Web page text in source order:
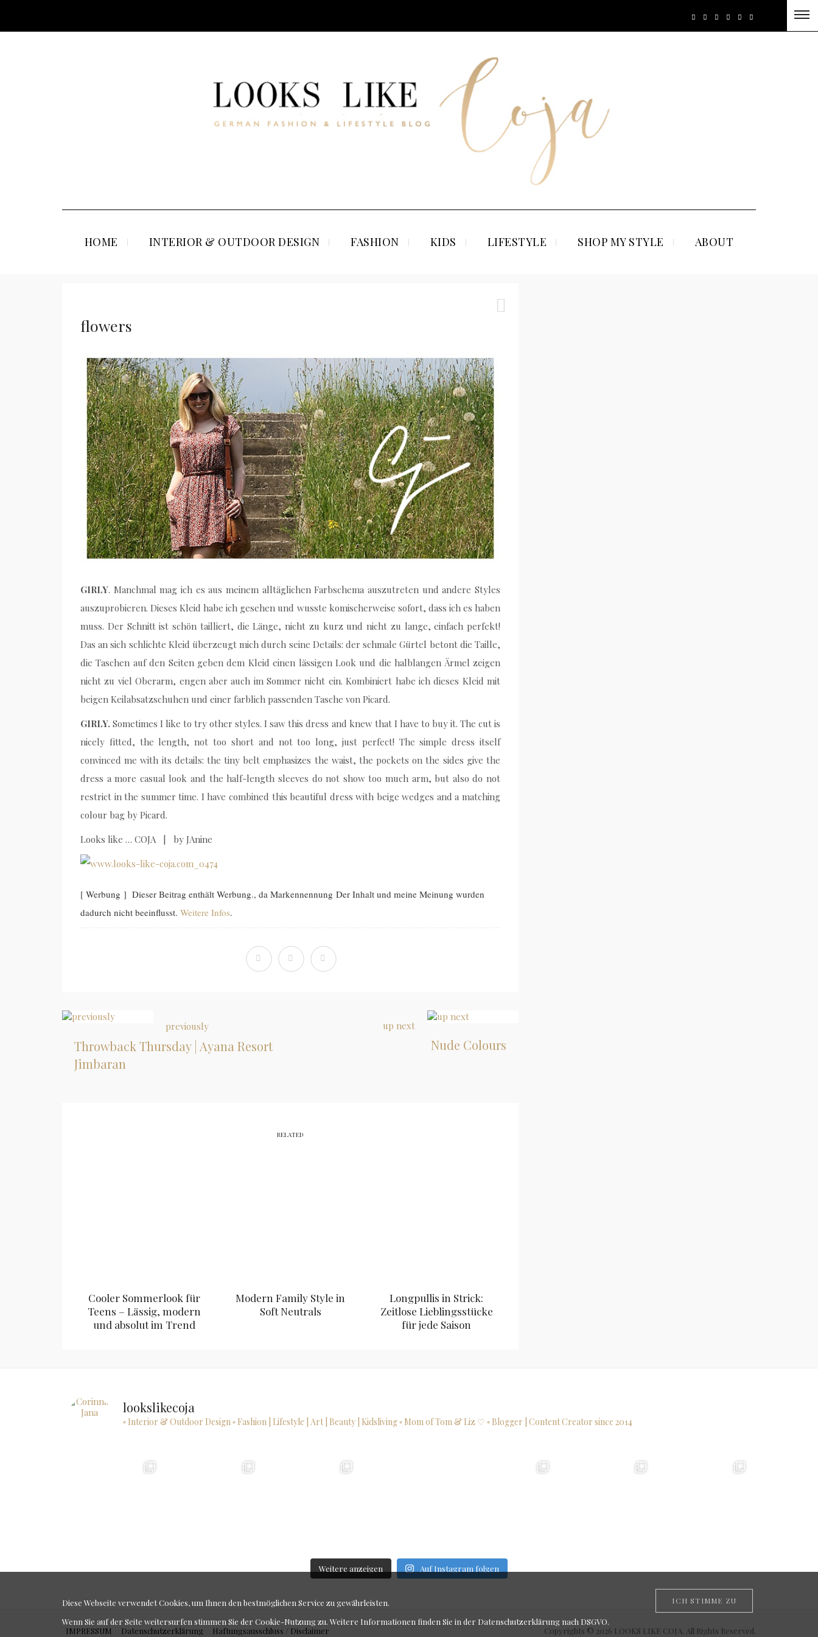
HOME INTERIOR & OUTDOOR DESIGN FASHION KIDS LIFESTYLE SHOP MY STYLE ABOUT
flowers
GIRLY. Manchmal mag ich es aus meinem alltäglichen Farbschema auszutreten und andere Styles
auszuprobieren. Dieses Kleid habe ich gesehen und wusste komischerweise sofort, dass ich es haben
muss. Der Schnitt ist schön tailliert, die Länge, nicht zu kurz und nicht zu lange, einfach perfekt!
Das an sich schlichte Kleid überzeugt mich durch seine Details: der schmale Gürtel betont die Taille,
die Taschen auf den Seiten geben dem Kleid einen lässigen Look und die halblangen Ärmel zeigen
nicht zu viel Oberarm, engen aber auch im Sommer nicht ein. Kombiniert habe ich dieses Kleid mit
beigen Keilabsatzschuhen und einer farblich passenden Tasche von Picard.
GIRLY. Sometimes I like to try other styles. I saw this dress and knew that I have to buy it. The cut is
nicely fitted, the length, not too short and not too long, just perfect! The simple dress itself
convinced me with its details: the tiny belt emphasizes the waist, the pockets on the sides give the
dress a more casual look and the half-length sleeves do not show too much arm, but also do not
restrict in the summer time. I have combined this beautiful dress with beige wedges and a matching
colour bag by Picard.
Looks like … COJA | by JAnine
[ Werbung ] Dieser Beitrag enthält Werbung., da Markennennung Der Inhalt und meine Meinung wurden
dadurch nicht beeinflusst. Weitere Infos.
previously
Throwback Thursday | Ayana Resort
Jimbaran
up next
Nude Colours
RELATED
Cooler Sommerlook für
Teens – Lässig, modern
und absolut im Trend
Modern Family Style in
Soft Neutrals
Longpullis in Strick:
Zeitlose Lieblingsstücke
für jede Saison
lookslikecoja
▫ Interior & Outdoor Design▫ Fashion | Lifestyle | Art | Beauty | Kidsliving▫ Mom of Tom & Liz ♡ ▫ Blogger | Content Creator since 2014
Weitere anzeigen Auf Instagram folgen
IMPRESSUM Datenschutzerklärung Haftungsausschluss / Disclaimer Copyrights © 2026 LOOKS LIKE COJA. All Rights Reserved.
ICH STIMME ZU
Diese Webseite verwendet Cookies, um Ihnen den bestmöglichen Service zu gewährleisten.
Wenn Sie auf der Seite weitersurfen stimmen Sie der Cookie-Nutzung zu. Weitere Informationen finden Sie in der Datenschutzerklärung nach DSGVO.